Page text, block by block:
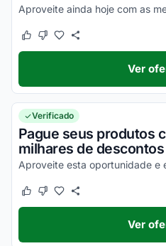
Este cupom funcionou
Este cupom não funcionou
Ver
Verificado
Pague seus produtos
milhares de
Este cupom funcionou
Este cupom não funcionou
Ver